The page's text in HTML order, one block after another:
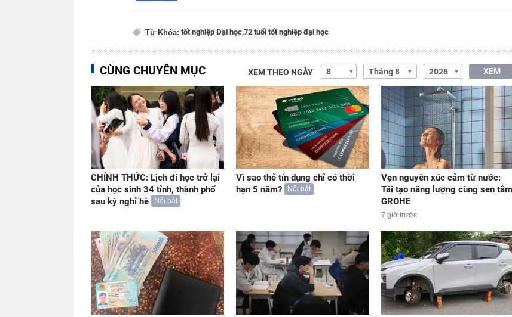
Từ Khóa: tốt nghiệp Đại học,72 tuổi tốt nghiệp đại học
CÙNG CHUYÊN MỤC XEM THEO NGÀY XEM
CHÍNH THỨC: Lịch đi học trở lại
của học sinh 34 tỉnh, thành phố
sau kỳ nghỉ hè
Nổi bật
Vì sao thẻ tín dụng chỉ có thời
hạn 5 năm?
Nổi bật
Vẹn nguyên xúc cảm từ nước:
Tái tạo năng lượng cùng sen tắm
GROHE
7 giờ trước